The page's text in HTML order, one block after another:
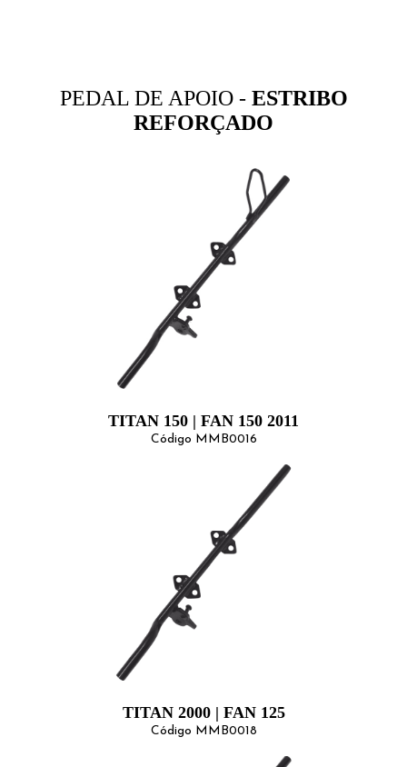
PEDAL DE APOIO - ESTRIBO
REFORÇADO
TITAN 150 | FAN 150 2011
Código MMB0016
TITAN 2000 | FAN 125
Código MMB0018